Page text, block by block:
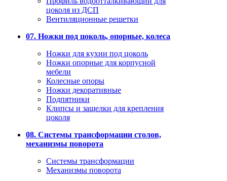
цоколя из ДСП
Вентиляционные решетки
07. Ножки под цоколь, опорные, колеса
Ножки для кухни под цоколь
Ножки опорные для корпусной
мебели
Колесные опоры
Ножки декоративные
Подпятники
Клипсы и защелки для крепления
цоколя
08. Системы трансформации столов,
механизмы поворота
Системы трансформации
Механизмы поворота